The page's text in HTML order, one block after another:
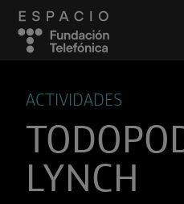
ACTIVIDADES
LYNCH